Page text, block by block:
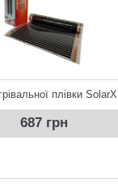
плівки
687 грн